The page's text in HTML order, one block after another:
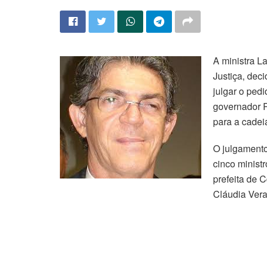
A ministra
Justiça,
julgar o
governador
para a
O
cinco
prefeita de
Cláudia